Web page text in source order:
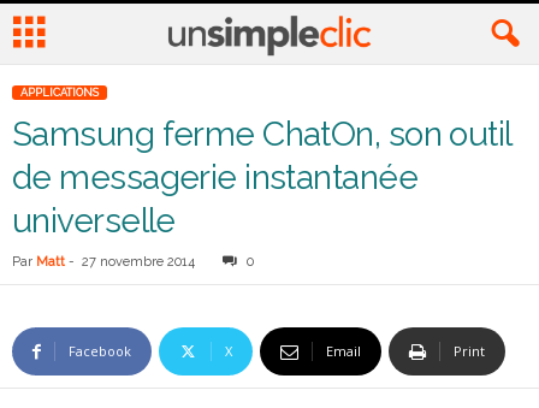
APPLICATIONS
Samsung ferme ChatOn, son outil
de messagerie instantanée
universelle
Par Matt - 27 novembre 2014 0
Facebook X Email Print